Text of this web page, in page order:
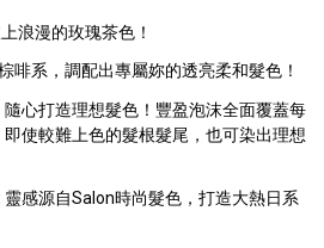
浪漫的玫瑰茶色！
啡系，調配出專屬妳的透亮柔和髮色！
心打造理想髮色！豐盈泡沫全面覆蓋每
使較難上色的髮根髮尾，也可染出理想
感源自Salon時尚髮色，打造大熱日系